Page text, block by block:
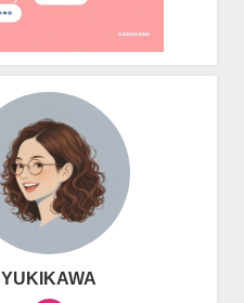
YUKIKAWA